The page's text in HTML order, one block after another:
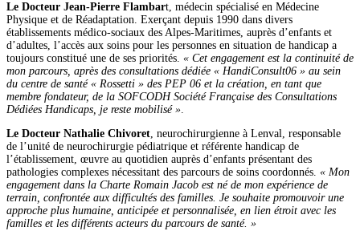
Le Docteur Jean-Pierre Flambart, médecin spécialisé en Médecine
Physique et de Réadaptation. Exerçant depuis 1990 dans divers
établissements médico-sociaux des Alpes-Maritimes, auprès d’enfants et
d’adultes, l’accès aux soins pour les personnes en situation de handicap a
toujours constitué une de ses priorités. « Cet engagement est la continuité de
mon parcours, après des consultations dédiée « HandiConsult06 » au sein
du centre de santé « Rossetti » des PEP 06 et la création, en tant que
membre fondateur, de la SOFCODH Société Française des Consultations
Dédiées Handicaps, je reste mobilisé ».
Le Docteur Nathalie Chivoret, neurochirurgienne à Lenval, responsable
de l’unité de neurochirurgie pédiatrique et référente handicap de
l’établissement, œuvre au quotidien auprès d’enfants présentant des
pathologies complexes nécessitant des parcours de soins coordonnés. « Mon
engagement dans la Charte Romain Jacob est né de mon expérience de
terrain, confrontée aux difficultés des familles. Je souhaite promouvoir une
approche plus humaine, anticipée et personnalisée, en lien étroit avec les
familles et les différents acteurs du parcours de santé. »